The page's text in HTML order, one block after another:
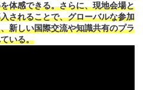
体感できる。さらに、現地会場と
されることで、グローバルな参加
新しい国際交流や知識共有のプラ
いる。